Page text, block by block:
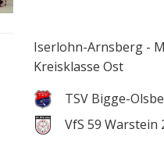
Iserlohn-Arnsberg -
Kreisklasse Ost
VfS 59 Warstein